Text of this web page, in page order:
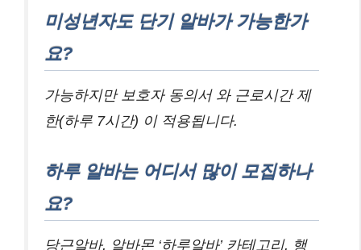
미성년자도 단기 알바가 가능한가
요?
가능하지만 보호자 동의서 와 근로시간 제
한(하루 7시간) 이 적용됩니다.
하루 알바는 어디서 많이 모집하나
요?
당근알바, 알바몬 ‘하루알바’ 카테고리, 행